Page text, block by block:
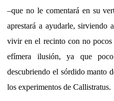
–que no le comentará en su
aprestará a ayudarle, sirviendo
vivir en el recinto con no pocos
efímera ilusión, ya que
descubriendo el sórdido manto
los experimentos de Callistratus.